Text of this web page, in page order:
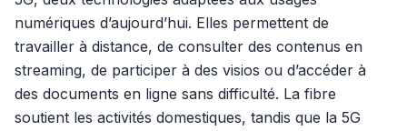
numériques d’aujourd’hui. Elles permettent de
travailler à distance, de consulter des contenus en
streaming, de participer à des visios ou d’accéder à
des documents en ligne sans difficulté. La fibre
soutient les activités domestiques, tandis que la 5G